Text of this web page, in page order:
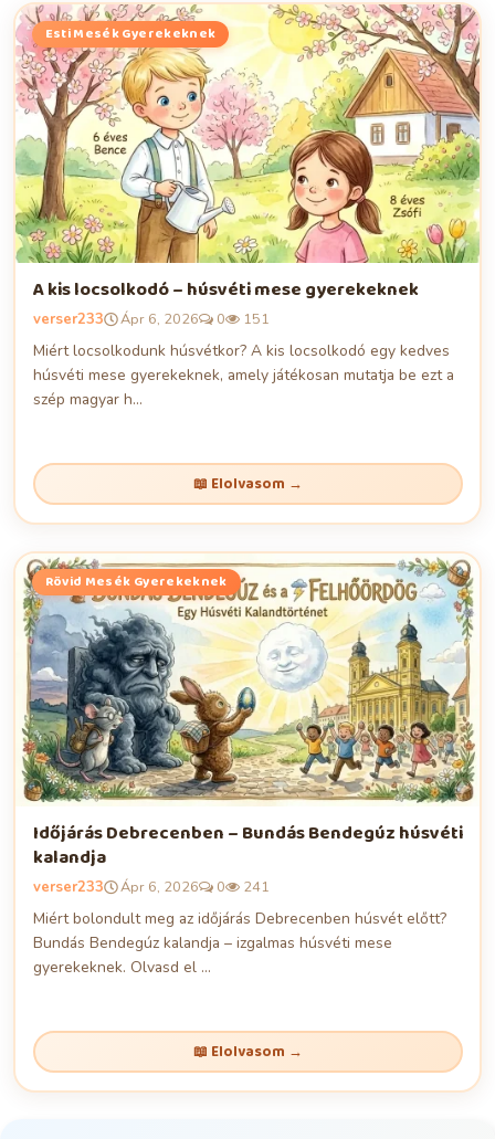
Esti Mesék Gyerekeknek
A kis locsolkodó – húsvéti mese gyerekeknek
verser233 Ápr 6, 2026 0 151
Miért locsolkodunk húsvétkor? A kis locsolkodó egy kedves
húsvéti mese gyerekeknek, amely játékosan mutatja be ezt a
szép magyar h...
📖 Elolvasom →
Rövid Mesék Gyerekeknek
Időjárás Debrecenben – Bundás Bendegúz húsvéti
kalandja
verser233 Ápr 6, 2026 0 241
Miért bolondult meg az időjárás Debrecenben húsvét előtt?
Bundás Bendegúz kalandja – izgalmas húsvéti mese
gyerekeknek. Olvasd el ...
📖 Elolvasom →